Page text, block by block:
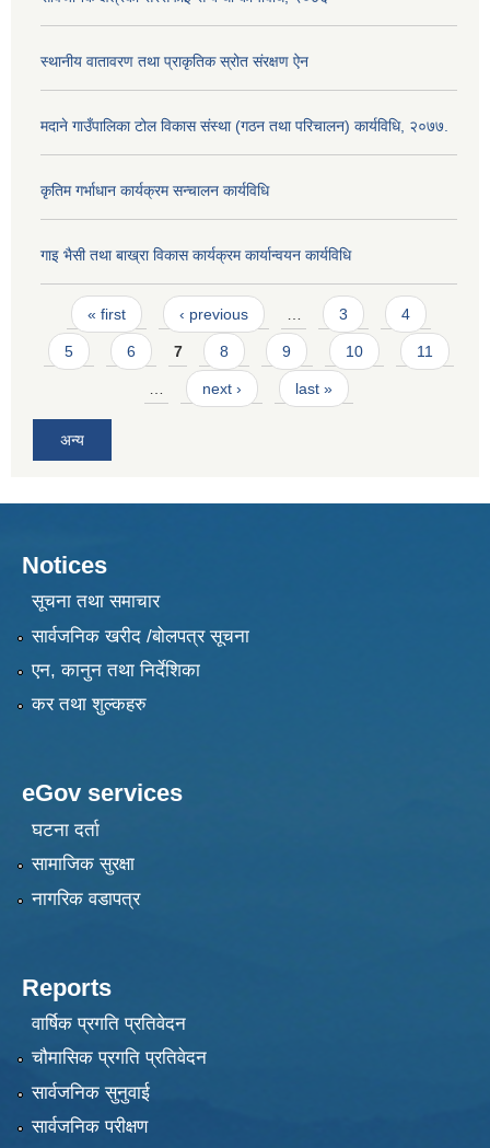
स्थानीय वातावरण तथा प्राकृतिक स्रोत संरक्षण ऐन
मदाने गाउँपालिका टोल विकास संस्था (गठन तथा परिचालन) कार्यविधि, २०७७.
कृतिम गर्भाधान कार्यक्रम सन्चालन कार्यविधि
गाइ भैसी तथा बाख्रा विकास कार्यक्रम कार्यान्वयन कार्यविधि
Pages
« first ‹ previous … 3 4
5 6 7 8 9 10 11
… next › last »
अन्य
Notices
सूचना तथा समाचार
सार्वजनिक खरीद /बोलपत्र सूचना
एन, कानुन तथा निर्देशिका
कर तथा शुल्कहरु
eGov services
घटना दर्ता
सामाजिक सुरक्षा
नागरिक वडापत्र
Reports
वार्षिक प्रगति प्रतिवेदन
चौमासिक प्रगति प्रतिवेदन
सार्वजनिक सुनुवाई
सार्वजनिक परीक्षण